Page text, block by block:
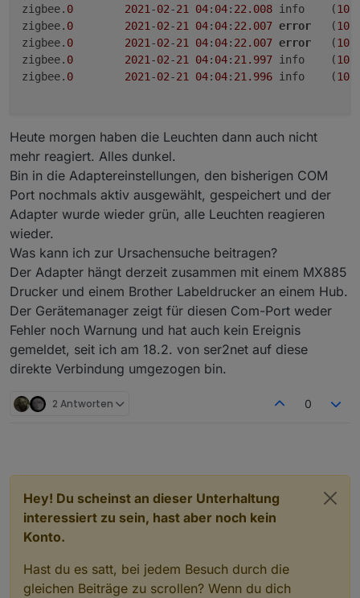
Ich wäre dankbar, für hilfe um dieses Problem
lösen zu können :)
Danke
zigbee. 0 2021-02-21 04: 04: 22.008
	info	(
zigbee. 0 2021-02-21 04: 04: 22.007 error
	(
zigbee. 0 2021-02-21 04: 04: 22.007 error
	(
zigbee. 0 2021-02-21 04: 04: 21.997
	info	(
zigbee. 0 2021-02-21 04: 04: 21.996
	info	(
Heute morgen haben die Leuchten dann auch nicht
mehr reagiert. Alles dunkel.
Bin in die Adaptereinstellungen, den bisherigen COM
Port nochmals aktiv ausgewählt, gespeichert und der
Adapter wurde wieder grün, alle Leuchten reagieren
wieder.
Was kann ich zur Ursachensuche beitragen?
Der Adapter hängt derzeit zusammen mit einem MX885
Drucker und einem Brother Labeldrucker an einem Hub.
Der Gerätemanager zeigt für diesen Com-Port weder
Fehler noch Warnung und hat auch kein Ereignis
gemeldet, seit ich am 18.2. von ser2net auf diese
direkte Verbindung umgezogen bin.
2 Antworten 0
Hey! Du scheinst an dieser Unterhaltung
interessiert zu sein, hast aber noch kein
Konto.
Hast du es satt, bei jedem Besuch durch die
gleichen Beiträge zu scrollen? Wenn du dich